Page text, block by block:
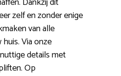
zelf en zonder enige
van alle
Via onze
details met
Op